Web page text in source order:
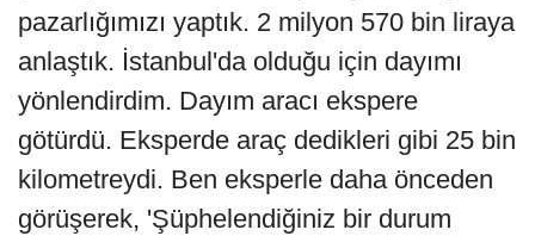
pazarlığımızı yaptık. 2 milyon 570 bin liraya
anlaştık. İstanbul'da olduğu için dayımı
yönlendirdim. Dayım aracı ekspere
götürdü. Eksperde araç dedikleri gibi 25 bin
kilometreydi. Ben eksperle daha önceden
görüşerek, 'Şüphelendiğiniz bir durum